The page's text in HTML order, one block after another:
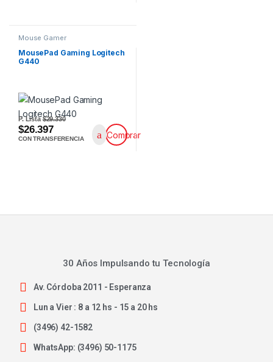
Mouse Gamer
MousePad Gaming Logitech
G440
P. Lista$29.330
$26.397
CON TRANSFERENCIA Comprar
30 Años Impulsando tu Tecnología
Av. Córdoba 2011 - Esperanza
Lun a Vier : 8 a 12 hs - 15 a 20 hs
(3496) 42-1582
WhatsApp: (3496) 50-1175